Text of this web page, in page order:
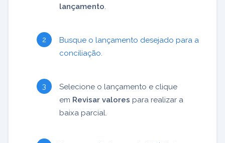
lançamento
Busque o lançamento desejado para a
conciliação
Selecione o lançamento e clique
em Revisar valores para realizar a
baixa parcial.